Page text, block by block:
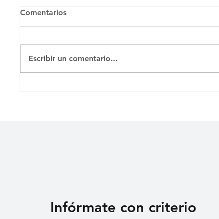
Comentarios
Escribir un comentario...
Infórmate con criterio